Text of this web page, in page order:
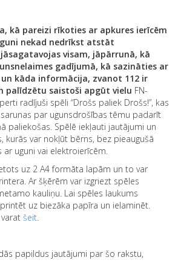
, kā pareizi rīkoties ar apkures ierīcēm
nekad nedrīkst atstāt
visam, jāpārrunā, kā
gadījumā, kā sazināties ar
kāda informācija, zvanot 112 ir
palīdzētu saistoši apgūt vielu FN-
radījuši spēli “Drošs paliek Drošs!”, kas
par ugunsdrošības tēmu padarīt
paliekošas. Spēlē iekļauti jautājumi un
kurās var nokļūt bērns, bez pieaugušā
uguni vai elektroierīcēm.
uz 2 A4 formāta lapām un to var
Ar šķērēm var izgriezt spēles
kauliņu. Lai spēles laukums
uz biezāka papīra un ielaminēt.
šeit
papildus jautājumi par šo rakstu,